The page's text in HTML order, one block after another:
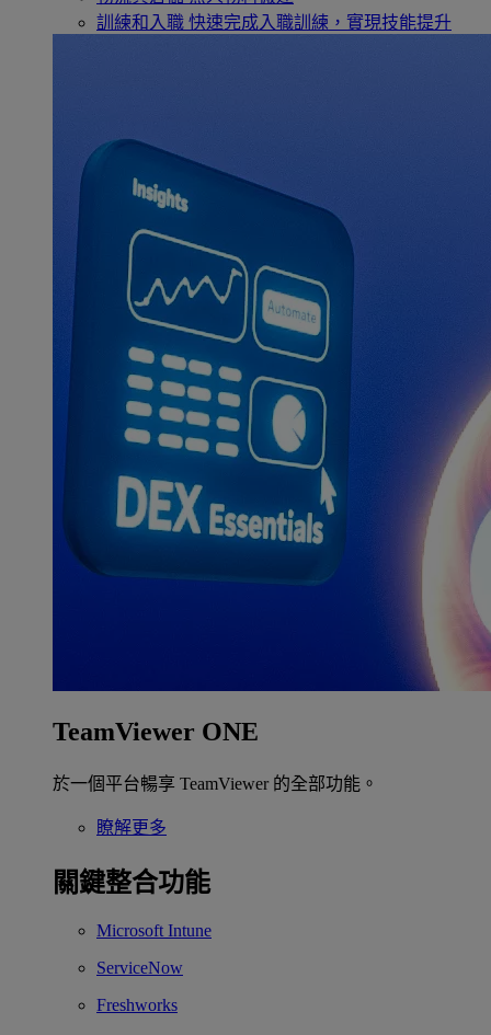
訓練和入職 快速完成入職訓練，實現技能提升
TeamViewer ONE
於一個平台暢享 TeamViewer 的全部功能。
瞭解更多
關鍵整合功能
Microsoft Intune
ServiceNow
Freshworks